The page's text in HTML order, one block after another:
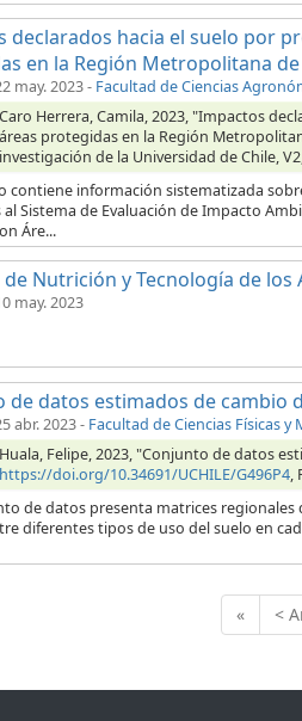
declarados hacia el suelo por
en la Región Metropolitana
may. 2023- Facultad de Ciencias
Caro Herrera, Camila, 2023, "Impactos
áreas protegidas en la Región
investigación de la Universidad de Chile,
contiene información sistematizada
Sistema de Evaluación de Impacto
Áre...
Nutrición y Tecnología de los
may. 2023
de datos estimados de cambio
abr. 2023- Facultad de Ciencias Físicas y
Huala, Felipe, 2023, "Conjunto de datos
https://doi.org/10.34691/UCHILE/G496P4,
de datos presenta matrices
diferentes tipos de uso del suelo en
« <